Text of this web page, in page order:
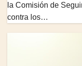
la Comisión de
contra los…